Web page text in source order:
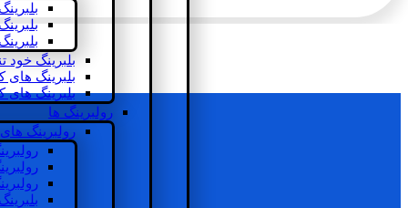
بلبرینگ خود
بلبرینگ
بلبرینگ
رولبرینگ ها
رولبرینگ